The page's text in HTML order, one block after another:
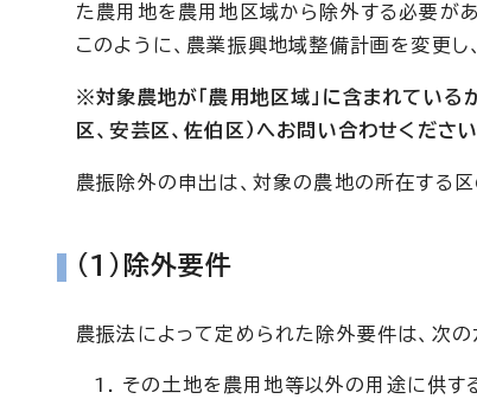
た農用地を農用地区域から除外する必要が
このように、農業振興地域整備計画を変更し
※対象農地が「農用地区域」に含まれている
区、安芸区、佐伯区）へお問い合わせください
農振除外の申出は、対象の農地の所在する
(1)除外要件
農振法によって定められた除外要件は、次の
その土地を農用地等以外の用途に供す